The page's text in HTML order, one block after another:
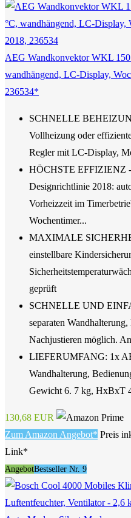
AEG Wandkonvektor WKL
wandhängend, LC-Display,
236534*
SCHNELLE
Vollheizung oder
Regler mit LC-Display,
HÖCHSTE EFFIZIENZ
Designrichtlinie 2018:
Vorheizzeit im
Wochentimer...
MAXIMALE
einstellbare
geprüft
SCHNELLE UND
separaten
Nachjustieren möglich.
LIEFERUMFANG: 1x
Wandhalterung,
Gewicht 6. 7 kg, HxBxT
130,68 EUR
Zum Amazon Angebot* Preis
Link*
AngebotBestseller Nr. 9